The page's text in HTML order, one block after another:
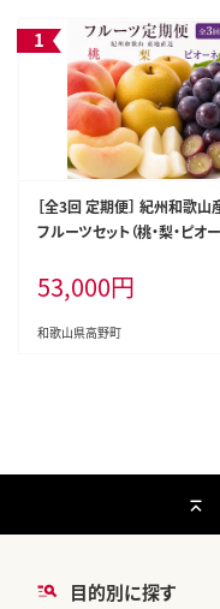
［全3回 定期便］ 紀州和歌山
フルーツセット（桃・梨・ピオ
53,000円
和歌山県高野町
目的別に探す